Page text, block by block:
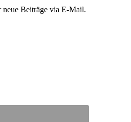
Beiträge via E-Mail.